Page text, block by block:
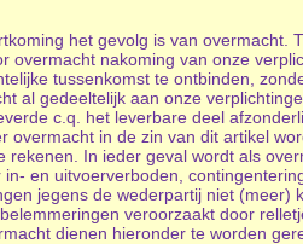
het gevolg is van
overmacht nakoming van onze
tussenkomst te ontbinden,
al gedeeltelijk aan onze
c.q. het leverbare deel
overmacht in de zin van dit artikel
rekenen. In ieder geval wordt als
en uitvoerverboden,
jegens de wederpartij niet
veroorzaakt door
dienen hieronder te worden